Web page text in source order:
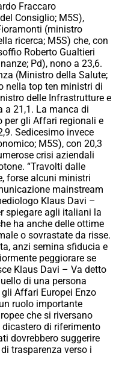
Fraccaro
Consiglio; M5S),
(ministro
ricerca; M5S) che, con
Roberto Gualtieri
Pd), nono a 23,6.
(Ministro della Salute;
nella top ten ministri di
delle Infrastrutture e
a 21,1. La manca di
per gli Affari regionali e
Sedicesimo invece
M5S), con 20,3
crisi aziendali
“Travolti dalle
forse alcuni ministri
mainstream
Klaus Davi –
spiegare agli italiani la
ha anche delle ottime
o sovrastate da risse.
anzi semina sfiducia e
peggiorare se
Klaus Davi – Va detto
di una persona
Affari Europei Enzo
ruolo importante
che si riversano
di riferimento
dovrebbero suggerire
trasparenza verso i